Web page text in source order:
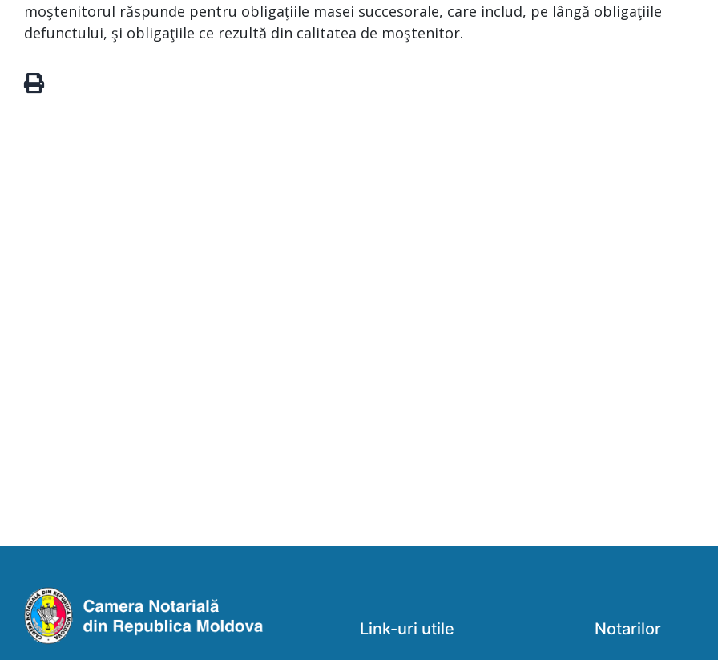
moştenitorul răspunde pentru obligaţiile masei succesorale, care includ, pe lângă obligaţiile
defunctului, şi obligaţiile ce rezultă din calitatea de moştenitor.
Link-uri utile Notarilor